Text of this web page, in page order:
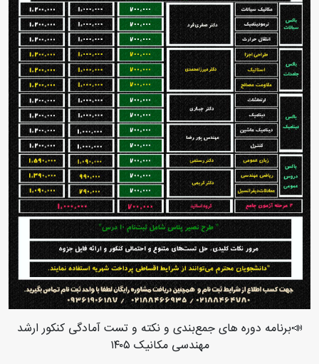
📣برنامه دوره های جمع‌بندی و نکته و تست آمادگی کنکور ارشد
مهندسی مکانیک ۱۴۰۵